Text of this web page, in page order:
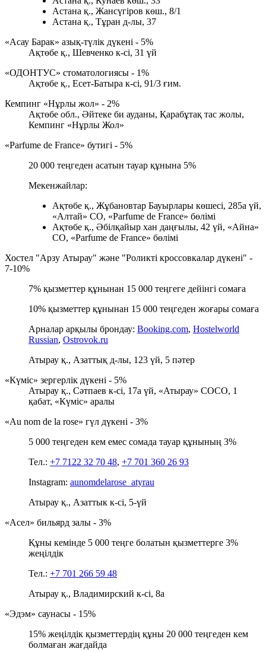
Астана қ., Жансүгіров көш., 8/1
Астана қ., Тұран д-лы, 37
«Асау Барак» азық-түлік дүкені - 5%
Ақтөбе қ., Шевченко к-сі, 31 үй
«ОДОНТУС» стоматологиясы - 1%
Ақтөбе қ., Есет-Батыра к-сі, 91/3 ғим.
Кемпинг «Нұрлы жол» - 2%
Ақтөбе обл., Әйтеке би ауданы, Қарабұтақ тас жолы,
Кемпинг «Нұрлы Жол»
«Parfume de France» бутигі - 5%
20 000 теңгеден асатын тауар құнына 5%
Мекенжайлар:
Ақтөбе қ., Жұбановтар Бауырлары көшесі, 285а үй,
«Алтай» СО, «Parfume de France» бөлімі
Ақтөбе қ., Әбілқайыр хан даңғылы, 42 үй, «Айна»
СО, «Parfume de France» бөлімі
Хостел "Арзу Атырау" және "Роликті кроссовкалар дүкені" -
7-10%
7% қызметтер құнынан 15 000 теңгеге дейінгі сомаға
10% қызметтер құнынан 15 000 теңгеден жоғары сомаға
Арналар арқылы брондау: Booking.com, Hostelworld
Russian, Ostrovok.ru
Атырау қ., Азаттық д-лы, 123 үй, 5 пәтер
«Күміс» зергерлік дүкені - 5%
Атырау қ., Сәтпаев к-сі, 17а үй, «Атырау» СОСО, 1
қабат, «Күміс» аралы
«Аu nom de la rose» гүл дүкені - 3%
5 000 теңгеден кем емес сомада тауар құнының 3%
Тел.: +7 7122 32 70 48, +7 701 360 26 93
Instagram: aunomdelarose_atyrau
Атырау қ., Азаттык к-сі, 5-үй
«Асел» бильярд залы - 3%
Құны кемінде 5 000 теңге болатын қызметтерге 3%
жеңілдік
Тел.: +7 701 266 59 48
Атырау қ., Владимирский к-сі, 8а
«Эдэм» саунасы - 15%
15% жеңілдік қызметтердің құны 20 000 теңгеден кем
болмаған жағдайда